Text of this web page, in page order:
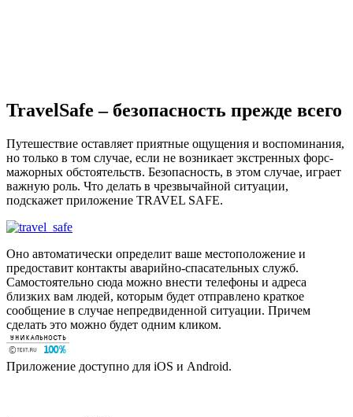
TravelSafe – безопасность прежде всего
Путешествие оставляет приятные ощущения и воспоминания,
но только в том случае, если не возникает экстренных форс-
мажорных обстоятельств. Безопасность, в этом случае, играет
важную роль. Что делать в чрезвычайной ситуации,
подскажет приложение TRAVEL SAFE.
Оно автоматически определит ваше местоположение и
предоставит контакты аварийно-спасательных служб.
Самостоятельно сюда можно внести телефоны и адреса
близких вам людей, которым будет отправлено краткое
сообщение в случае непредвиденной ситуации. Причем
сделать это можно будет одним кликом.
Приложение доступно для iOS и Android.